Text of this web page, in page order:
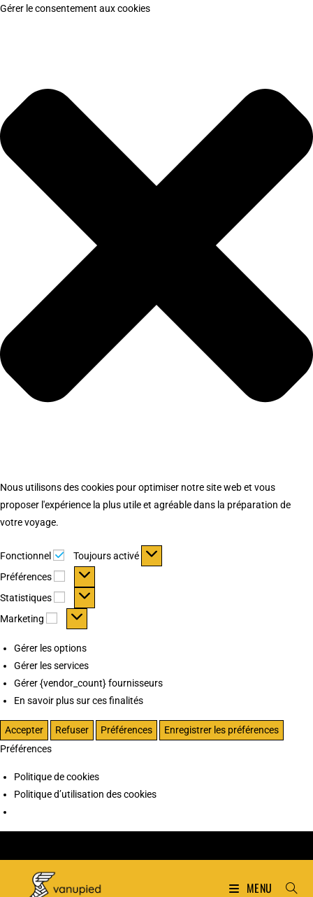
Gérer le consentement aux cookies
Nous utilisons des cookies pour optimiser notre site web et vous
proposer l'expérience la plus utile et agréable dans la préparation de
votre voyage.
Fonctionnel Fonctionnel
Toujours activé
Préférences
Préférences
Statistiques Statistiques
Marketing Marketing
Gérer les options
Gérer les services
Gérer {vendor_count} fournisseurs
En savoir plus sur ces finalités
Accepter Refuser Préférences
Enregistrer les préférences
Préférences
Politique de cookies
Politique d’utilisation des cookies
MENU